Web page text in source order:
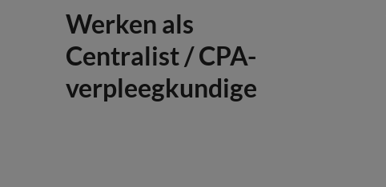
Werken als
Centralist / CPA-
verpleegkundige